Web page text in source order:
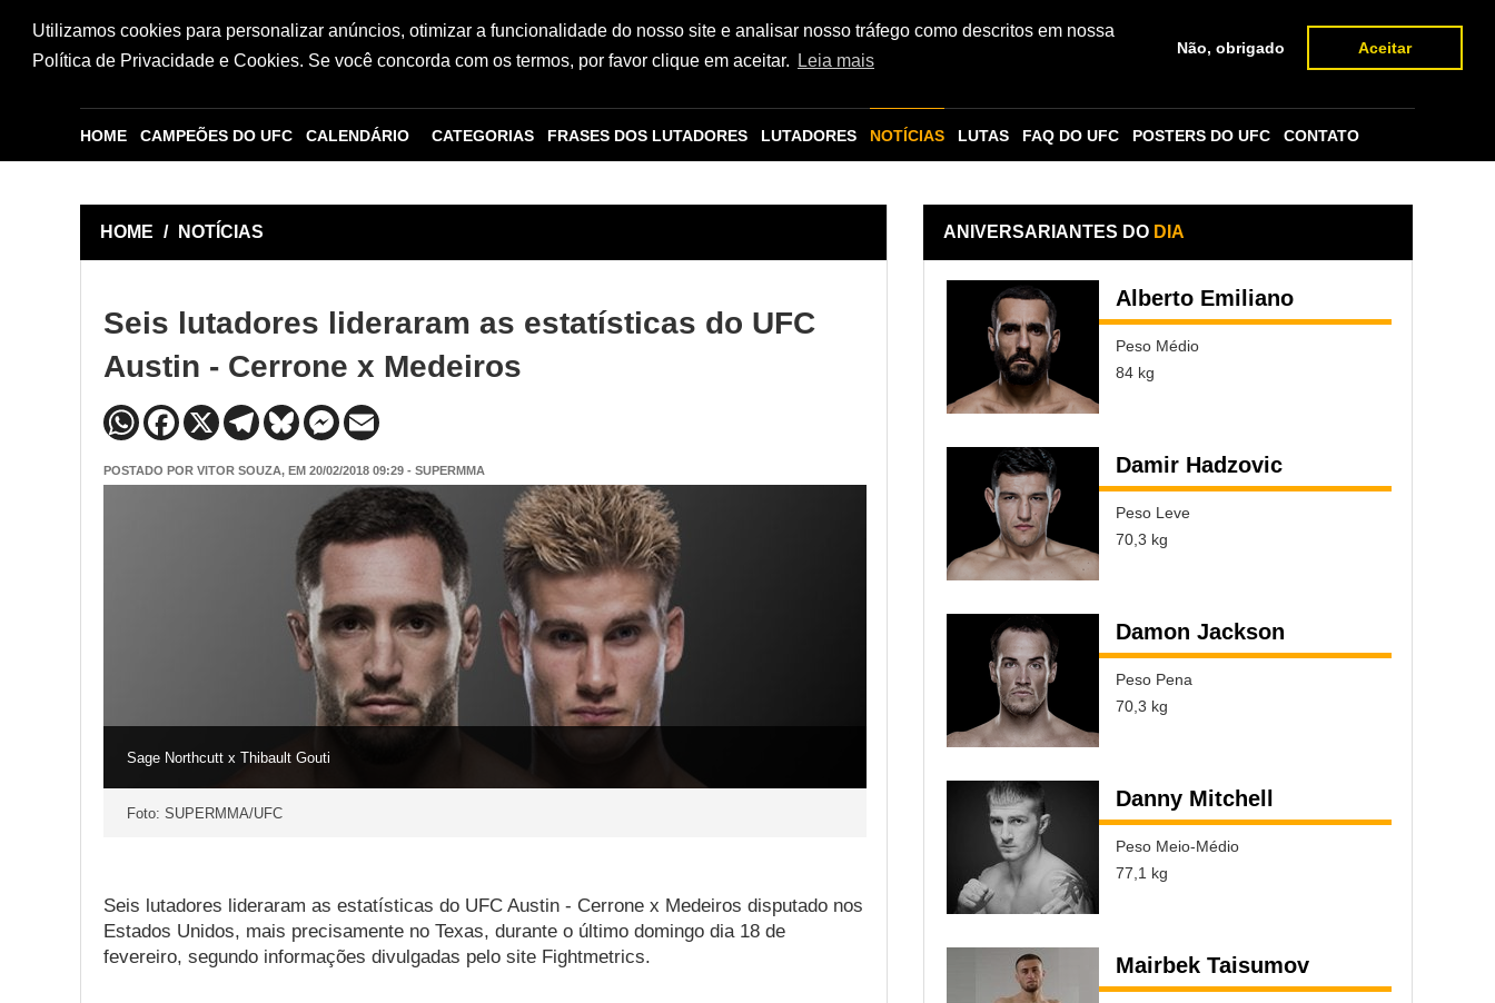
Utilizamos cookies para personalizar anúncios, otimizar a funcionalidade do nosso site e analisar nosso tráfego como descritos em nossa
Política de Privacidade e Cookies. Se você concorda com os termos, por favor clique em aceitar.
Leia mais
Não, obrigado Aceitar
HOME CAMPEÕES DO UFC CALENDÁRIO CATEGORIAS FRASES DOS LUTADORES LUTADORES NOTÍCIAS LUTAS FAQ DO UFC POSTERS DO UFC CONTATO
HOME / NOTÍCIAS
Seis lutadores lideraram as estatísticas do UFC
Austin - Cerrone x Medeiros
POSTADO POR VITOR SOUZA, EM 20/02/2018 09:29 - SUPERMMA
Sage Northcutt x Thibault Gouti
Foto: SUPERMMA/UFC
Seis lutadores lideraram as estatísticas do UFC Austin - Cerrone x Medeiros disputado nos
Estados Unidos, mais precisamente no Texas, durante o último domingo dia 18 de
fevereiro, segundo informações divulgadas pelo site Fightmetrics.
ANIVERSARIANTES DO DIA
Alberto Emiliano
Peso Médio
84 kg
Damir Hadzovic
Peso Leve
70,3 kg
Damon Jackson
Peso Pena
70,3 kg
Danny Mitchell
Peso Meio-Médio
77,1 kg
Mairbek Taisumov